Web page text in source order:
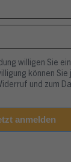
willigen Sie
können
und zum